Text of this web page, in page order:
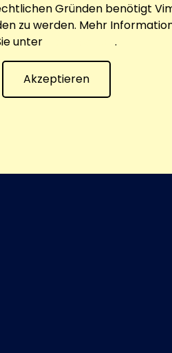
Gründen benötigt
zu werden. Mehr
unter
.
Akzeptieren